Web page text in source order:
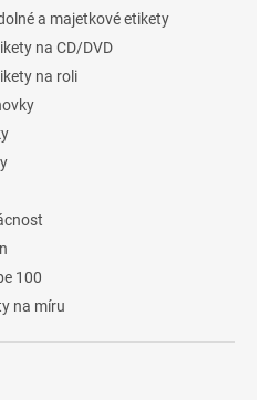
a majetkové etikety
na CD/DVD
na roli
100
na míru